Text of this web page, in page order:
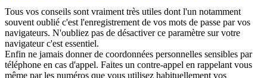
Tous vos conseils sont vraiment très utiles dont l'un notamment
souvent oublié c'est l'enregistrement de vos mots de passe par vos
navigateurs. N'oubliez pas de désactiver ce paramètre sur votre
navigateur c'est essentiel.
Enfin ne jamais donner de coordonnées personnelles sensibles par
téléphone en cas d'appel. Faites un contre-appel en rappelant vous
même par les numéros que vous utilisez habituellement vos